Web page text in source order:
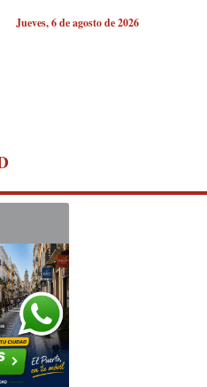
Jueves, 6 de agosto de 2026